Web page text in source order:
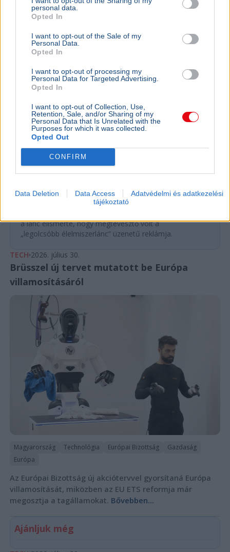
personal data.
Opted In
I want to opt-out of the Sale of my
Personal Data.
Opted In
I want to opt-out of processing my
Personal Data for Targeted Advertising.
Opted In
I want to opt-out of Collection, Use,
Retention, Sale, and/or Sharing of my
Personal Data that Is Unrelated with the
Purposes for which it was collected.
Opted Out
CONFIRM
Data Deletion Data Access
Adatvédelmi és adatkezelési
tájékoztató
Kutatás
GAZDASÁG
Valótlanul reklámozta azt a Lidl, hogy ők
milliós bírságot szabott ki rá
a lánc elismerte, hogy megtévesztő volt a
„legolcsóbb élelmiszerlánc” üzenetű reklámja.
A Supp.li
TECH 2026. július 30.
Brüsszel új tervet mutatott be Európa
villamosításáról
Magyarország Technológia Európai Bizottság
Gazdaság
Európa
Az Európai Bizottság új akciótervvel gyorsítaná Európa
villamosítását, miközben az EU ETS reformja már
megosztja a tagállamokat. Bővebben...
Ajánljuk még